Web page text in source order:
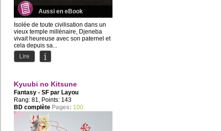
Aussi en eBook
Isolée de toute civilisation dans un
vieux temple millénaire, Djeneba
vivait heureuse avec son paternel et
cela depuis sa...
Lire
Kyuubi no Kitsune
Fantasy - SF par Layou
Rang: 81, Points: 143
BD complète Pages: 100